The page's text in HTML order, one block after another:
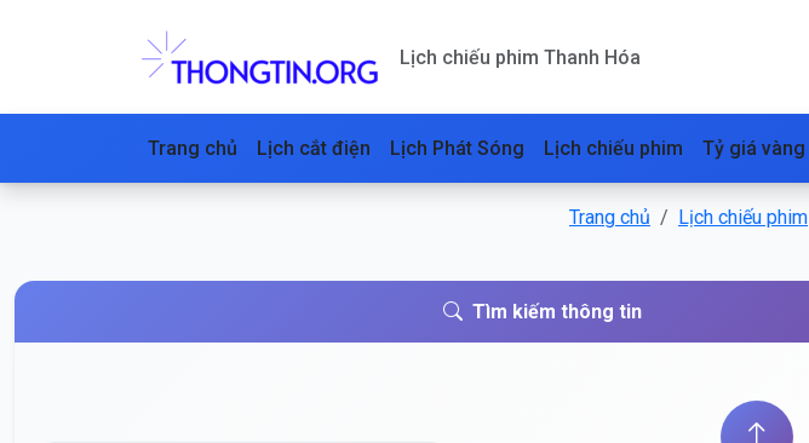
Lịch chiếu phim Thanh Hóa
Trang chủ Lịch cắt điện Lịch Phát Sóng Lịch chiếu phim Tỷ giá vàng
Trang chủ Lịch chiếu phim
Tìm kiếm thông tin